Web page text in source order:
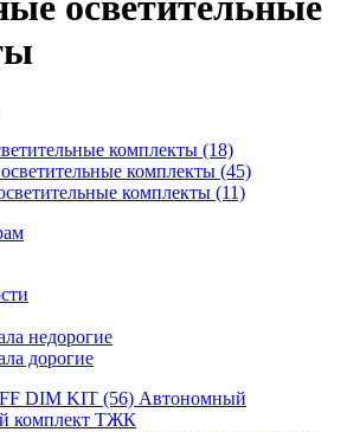
комплекты (18)
комплекты (45)
комплекты (11)
недорогие
дорогие
DIM KIT (56) Автономный
комплект ТЖК